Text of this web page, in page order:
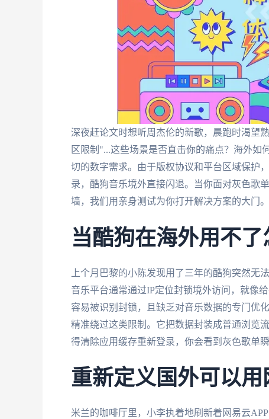
深夜赶论文时想听周杰伦的新歌，晨跑时渴望
区限制"...这些场景是否直击你的痛点？海外如
切的数字需求。由于版权协议和平台区域保护
录，酷狗音乐境外直接闪退。当你面对灰色歌
墙，我们用亲身测试为你打开解决方案的大门。
当酷狗在海外用不了
上个月巴黎的小陈发现用了三年的酷狗突然无
音乐平台通常通过IP定位封锁境外访问，就像
容易被识别封锁，且缺乏对音乐数据的专门优
精准绕过这类限制。它把数据封装成普通浏览
得清除应用缓存重新登录，你会看到灰色歌单
重新定义国外可以
米兰的咖啡厅里，小李执着地刷新着网易云